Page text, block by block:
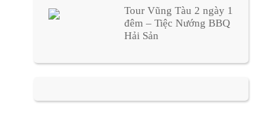
Tour Vũng Tàu 2 ngày 1
đêm – Tiệc Nướng BBQ
Hải Sản